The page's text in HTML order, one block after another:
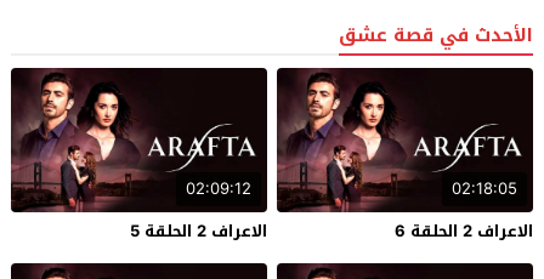
الأحدث في قصة عشق
02:18:05
الاعراف 2 الحلقة 6
02:09:12
الاعراف 2 الحلقة 5